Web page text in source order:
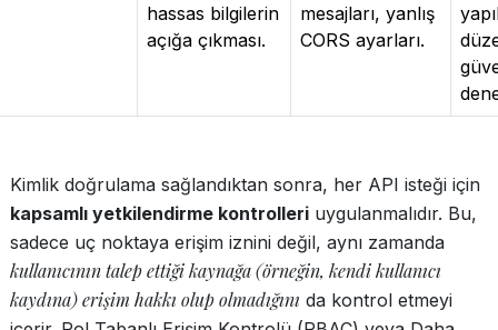
hassas bilgilerin
açığa çıkması.
mesajları, yanlış
CORS ayarları.
Kimlik doğrulama sağlandıktan sonra, her API isteği için
kapsamlı yetkilendirme kontrolleri uygulanmalıdır. Bu,
sadece uç noktaya erişim iznini değil, aynı zamanda
kullanıcının talep ettiği kaynağa (örneğin, kendi kullanıcı
kaydına) erişim hakkı olup olmadığını da kontrol etmeyi